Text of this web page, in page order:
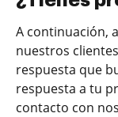
A continuación,
nuestros
respuesta que
respuesta a tu
contacto con